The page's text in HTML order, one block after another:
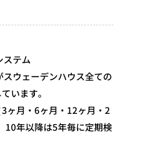
ステム
ウェーデンハウス全ての
います。
ヶ月・6ヶ月・12ヶ月・2
10年以降は5年毎に定期検